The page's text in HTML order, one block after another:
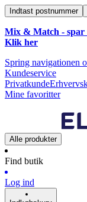
Indtast postnummer
Mix & Match - spar
Klik her
Spring navigationen
Kundeservice
Privatkunde
Mine favoritter
Alle produkter
Find butik
Log ind